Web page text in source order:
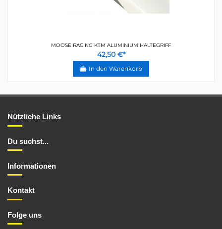
MOOSE RACING KTM ALUMINIUM HALTEGRIFF
42,50 €*
In den Warenkorb
Nützliche Links
Du suchst...
Informationen
Kontakt
Folge uns